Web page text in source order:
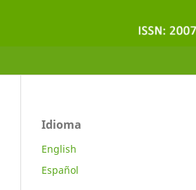
Idioma
English
Español